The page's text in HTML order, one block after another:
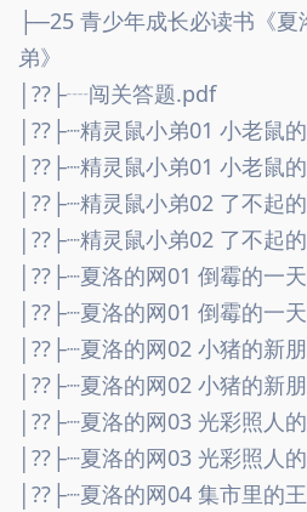
├─25 青少年成长必读书《
弟》
│??├┈闯关答题.pdf
│??├┈精灵鼠小弟01 小老鼠
│??├┈精灵鼠小弟01 小老鼠
│??├┈精灵鼠小弟02 了不起
│??├┈精灵鼠小弟02 了不起
│??├┈夏洛的网01 倒霉的一
│??├┈夏洛的网01 倒霉的一
│??├┈夏洛的网02 小猪的新
│??├┈夏洛的网02 小猪的新
│??├┈夏洛的网03 光彩照人
│??├┈夏洛的网03 光彩照人
│??├┈夏洛的网04 集市里的